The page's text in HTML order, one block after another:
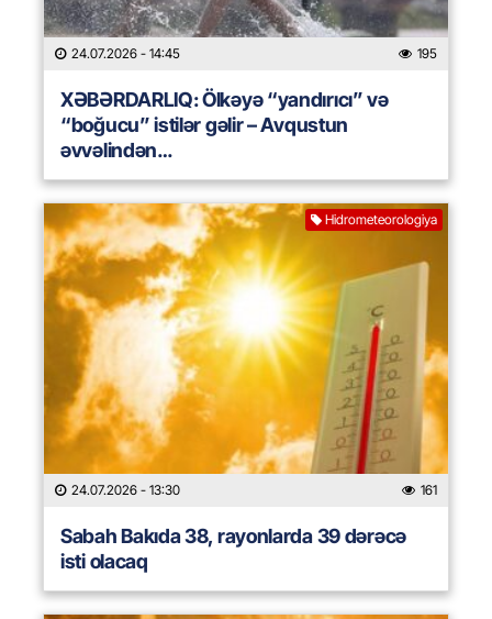
24.07.2026 - 14:45 195
XƏBƏRDARLIQ: Ölkəyə “yandırıcı” və
“boğucu” istilər gəlir – Avqustun
əvvəlindən…
Hidrometeorologiya
24.07.2026 - 13:30 161
Sabah Bakıda 38, rayonlarda 39 dərəcə
isti olacaq